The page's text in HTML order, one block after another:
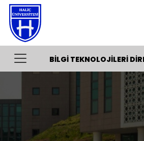
BILGI TEKNOLOJILERI